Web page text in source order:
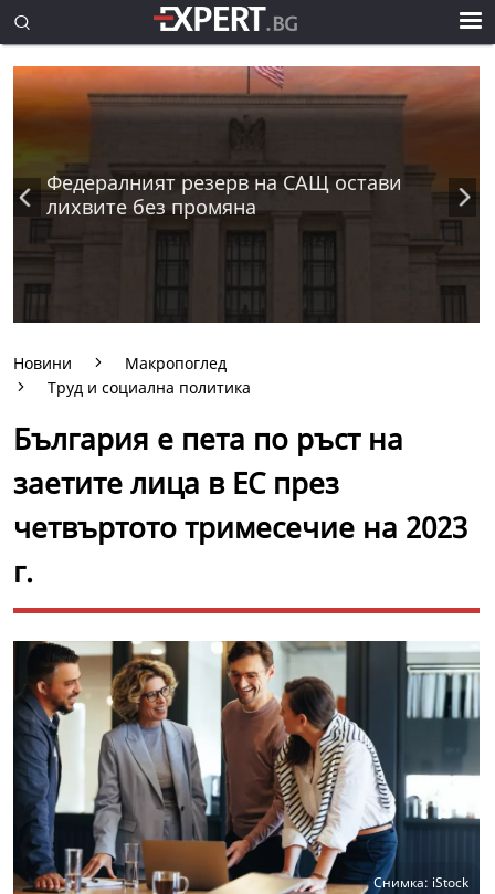
Федералният резерв на САЩ остави
лихвите без промяна
Новини
Макропоглед
Труд и социална политика
България е пета по ръст на
заетите лица в ЕС през
четвъртото тримесечие на 2023
г.
Снимка: iStock